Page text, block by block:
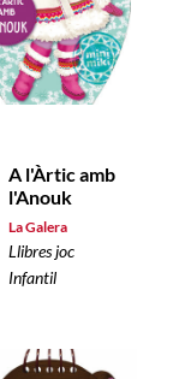
A l'Àrtic amb
l'Anouk
La Galera
Llibres joc
Infantil